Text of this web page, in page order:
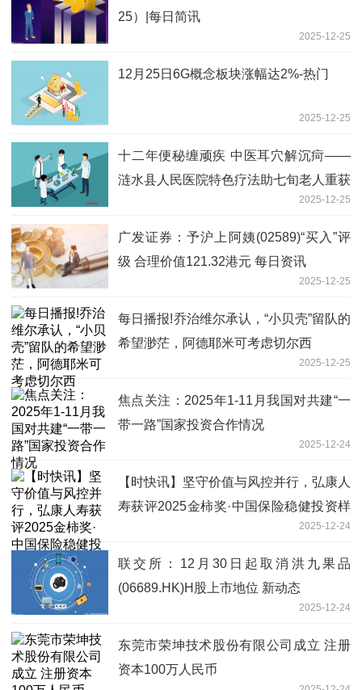
25）|每日简讯
2025-12-25
12月25日6G概念板块涨幅达2%-热门
2025-12-25
十二年便秘缠顽疾 中医耳穴解沉疴——
涟水县人民医院特色疗法助七旬老人重获
2025-12-25
广发证券：予沪上阿姨(02589)“买入”评
级 合理价值121.32港元 每日资讯
2025-12-25
每日播报!乔治维尔承认，“小贝壳”留队的
希望渺茫，阿德耶米可考虑切尔西
2025-12-25
焦点关注：2025年1-11月我国对共建“一
带一路”国家投资合作情况
2025-12-24
【时快讯】坚守价值与风控并行，弘康人
寿获评2025金柿奖·中国保险稳健投资样
2025-12-24
联交所：12月30日起取消洪九果品
(06689.HK)H股上市地位 新动态
2025-12-24
东莞市荣坤技术股份有限公司成立 注册
资本100万人民币